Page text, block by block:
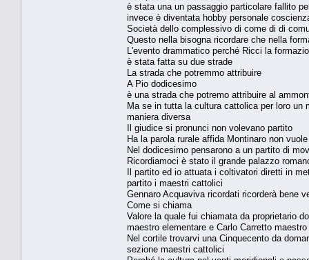
è stata una un passaggio particolare fallito
invece è diventata hobby personale
Società dello complessivo di come di di
Questo nella bisogna ricordare che nella
L'evento drammatico perché Ricci la
è stata fatta su due strade
La strada che potremmo attribuire
A Pio dodicesimo
è una strada che potremo attribuire al
Ma se in tutta la cultura cattolica per loro un
maniera diversa
Il giudice si pronunci non volevano partito
Ha la parola rurale affida Montinaro non
Nel dodicesimo pensarono a un partito di
Ricordiamoci è stato il grande palazzo
Il partito ed io attuata i coltivatori diretti in
partito i maestri cattolici
Gennaro Acquaviva ricordati ricorderà bene
Come si chiama
Valore la quale fui chiamata da proprietario
maestro elementare e Carlo Carretto
Nel cortile trovarvi una Cinquecento da
sezione maestri cattolici